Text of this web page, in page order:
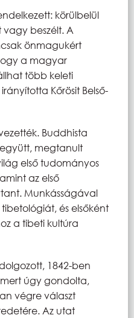
körülbelül
beszélt. A
önmagukért
a magyar
több keleti
Kőrösit Belső-
Buddhista
megtanult
első tudományos
az első
Munkásságával
és elsőként
a tibeti kultúra
1842-ben
úgy gondolta,
végre választ
Az utat